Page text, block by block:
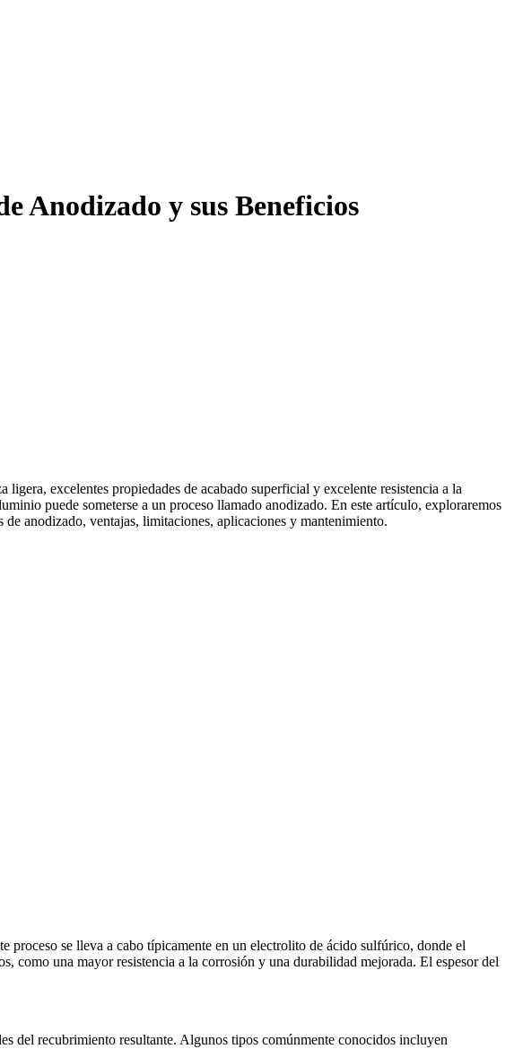
Anodizado y sus Beneficios
excelentes propiedades de acabado superficial y excelente resistencia a la
puede someterse a un proceso llamado anodizado. En este artículo, exploraremos
anodizado, ventajas, limitaciones, aplicaciones y mantenimiento.
se lleva a cabo típicamente en un electrolito de ácido sulfúrico, donde el
como una mayor resistencia a la corrosión y una durabilidad mejorada. El espesor del
del recubrimiento resultante. Algunos tipos comúnmente conocidos incluyen